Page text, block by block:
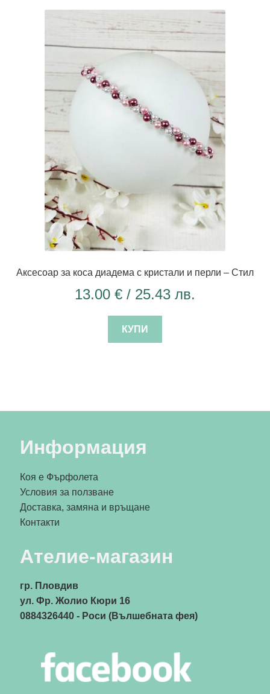
Аксесоар за коса диадема с кристали и перли – Стил
13.00 € / 25.43 лв.
КУПИ
Информация
Коя е Фърфолета
Условия за ползване
Доставка, замяна и връщане
Контакти
Ателие-магазин
гр. Пловдив
ул. Фр. Жолио Кюри 16
0884326440- Роси (Вълшебната фея)